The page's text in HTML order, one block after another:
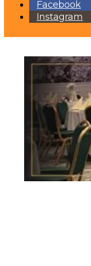
Facebook
Instagram